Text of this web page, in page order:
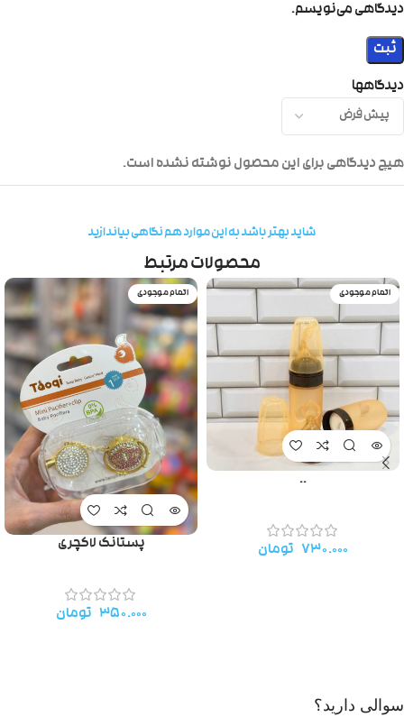
دیدگاهها
هیچ دیدگاهی برای این محصول نوشته نشده است.
دیدگاهی می‌نویسم.
شاید بهتر باشد به این موارد هم نگاهی بیاندازید
محصولات مرتبط
اتمام موجودی
..
۷۳۰.۰۰۰ تومان
اتمام موجودی
پستانک لاکچری
۳۵۰.۰۰۰ تومان
سوالی دارید؟